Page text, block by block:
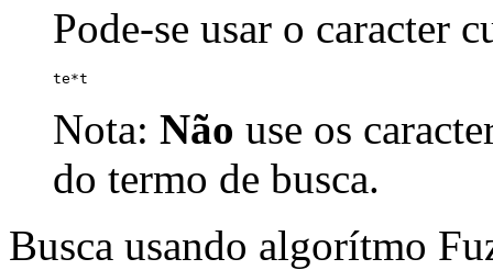
Pode-se usar o caracter
te*t
Nota: Não use os
do termo de busca.
Busca usando algorítmo